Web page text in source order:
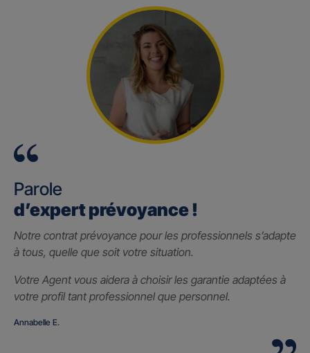
Parole
d’expert prévoyance !
Notre contrat prévoyance pour les professionnels s’adapte
à tous, quelle que soit votre situation.
Votre Agent vous aidera à choisir les garantie adaptées à
votre profil tant professionnel que personnel.
Annabelle E.